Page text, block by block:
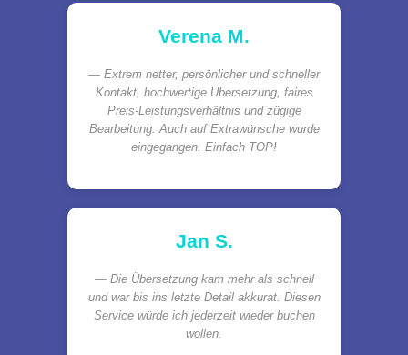
Verena M.
Extrem netter, persönlicher und schneller
Kontakt, hochwertige Übersetzung, faires
Preis-Leistungsverhältnis und zügige
Bearbeitung. Auch auf Extrawünsche wurde
eingegangen. Einfach TOP!
Jan S.
Die Übersetzung kam mehr als schnell
und war bis ins letzte Detail akkurat. Diesen
Service würde ich jederzeit wieder buchen
wollen.